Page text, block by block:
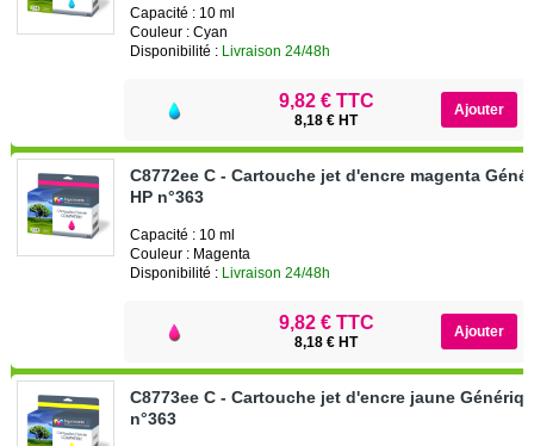
Capacité : 10 ml
Couleur : Cyan
Disponibilité : Livraison 24/48h
9,82 € TTC
8,18 € HT
C8772ee C - Cartouche jet d'encre magenta
HP n°363
Capacité : 10 ml
Couleur : Magenta
Disponibilité : Livraison 24/48h
9,82 € TTC
8,18 € HT
C8773ee C - Cartouche jet d'encre jaune
n°363